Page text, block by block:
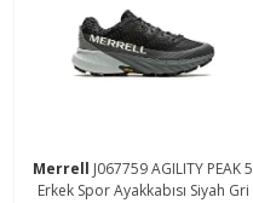
Merrell J067759 AGILITY PEAK 5
Erkek Spor Ayakkabısı Siyah Gri